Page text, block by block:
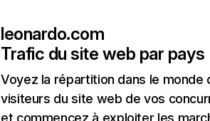
leonardo.com
Trafic du site web par pays
Voyez la répartition dans le monde
visiteurs du site web de vos
et commencez à exploiter les